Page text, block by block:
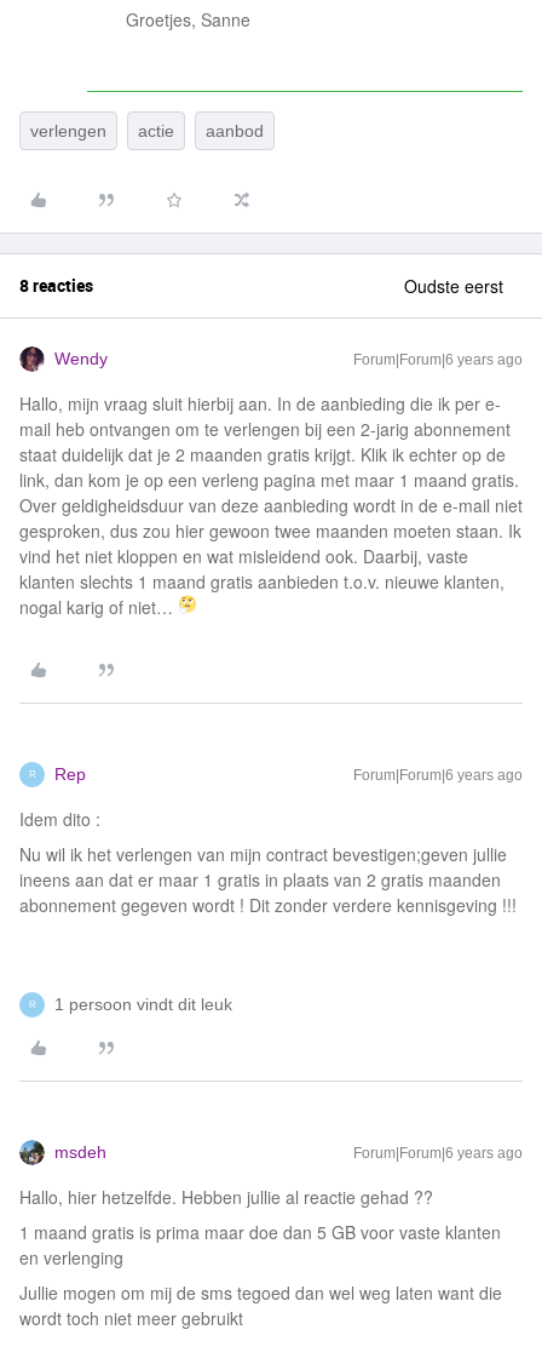
Groetjes, Sanne
verlengen actie aanbod
8 reacties Oudste eerst
Wendy Forum|Forum|6 years ago
Hallo, mijn vraag sluit hierbij aan. In de aanbieding die ik per e-
mail heb ontvangen om te verlengen bij een 2-jarig abonnement
staat duidelijk dat je 2 maanden gratis krijgt. Klik ik echter op de
link, dan kom je op een verleng pagina met maar 1 maand gratis.
Over geldigheidsduur van deze aanbieding wordt in de e-mail niet
gesproken, dus zou hier gewoon twee maanden moeten staan. Ik
vind het niet kloppen en wat misleidend ook. Daarbij, vaste
klanten slechts 1 maand gratis aanbieden t.o.v. nieuwe klanten,
nogal karig of niet…
R Rep Forum|Forum|6 years ago
Idem dito :
Nu wil ik het verlengen van mijn contract bevestigen;geven jullie
ineens aan dat er maar 1 gratis in plaats van 2 gratis maanden
abonnement gegeven wordt ! Dit zonder verdere kennisgeving !!!
R 1 persoon vindt dit leuk
msdeh Forum|Forum|6 years ago
Hallo, hier hetzelfde. Hebben jullie al reactie gehad ??
1 maand gratis is prima maar doe dan 5 GB voor vaste klanten
en verlenging
Jullie mogen om mij de sms tegoed dan wel weg laten want die
wordt toch niet meer gebruikt